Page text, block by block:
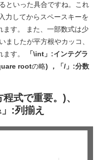
といった具合ですね。これ
力してからスペースキーを
ます。 また、一部数式は少
ましたが平方根やカッコ、
ます。
「\int」:インテグラ
rootの略) ，「/」:分数
程式で重要。)、
」:列揃え